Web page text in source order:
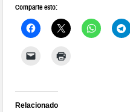
Comparte esto:
Relacionado